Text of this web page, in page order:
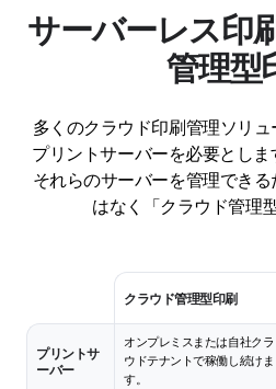
サーバーレス印
管理型
多くのクラウド印刷管理ソリ
プリントサーバーを必要とし
それらのサーバーを管理でき
はなく「クラウド管理
クラウド管理型印刷
プリントサ
ーバー
オンプレミスまたは自社クラ
ウドテナントで稼働し続けま
す。